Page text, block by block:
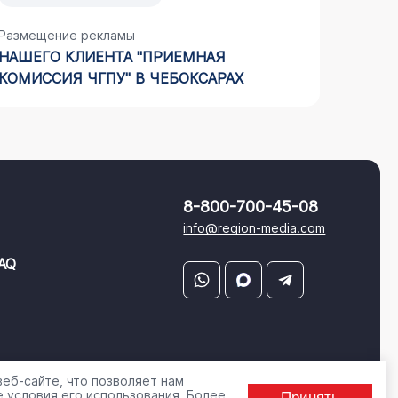
рекламы
НАШЕГО КЛИЕНТА "ПРИЕМНАЯ
КОМИССИЯ ЧГПУ" В ЧЕБОКСАРАХ
8-800-700-45-08
info@region-media.com
сайте, что позволяет нам
его использования. Более